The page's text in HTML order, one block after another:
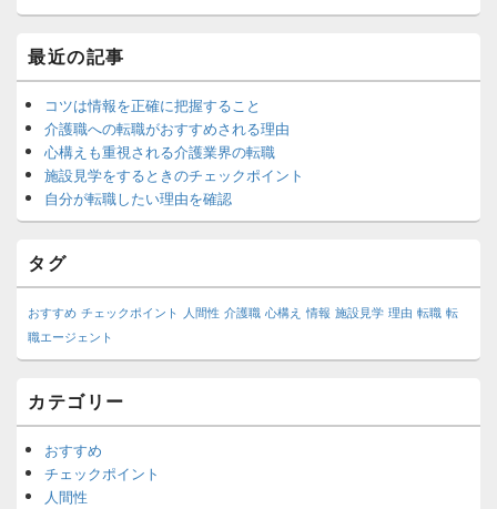
イ
ン
サ
イ
バ
ー
ウ
ィ
ェ
ッ
エ
リ
ア
最近の記事
コツは情報を正確に把握すること
介護職への転職がおすすめされる理由
心構えも重視される介護業界の転職
施設見学をするときのチェックポイント
自分が転職したい理由を確認
タグ
おすすめ チェックポイント 人間性 介護職 心構え 情報 施設見学 理由 転職 転
職エージェント
カテゴリー
おすすめ
チェックポイント
人間性